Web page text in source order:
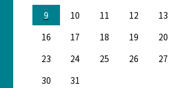
9
10 11 12 13
16
17 18 19 20
23
24 25 26 27
30
31